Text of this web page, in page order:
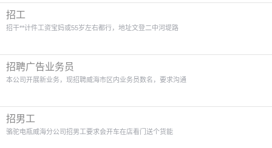
招工
招干**计件工资宝妈或55岁左右都行，地址文登二中河堤路
招聘广告业务员
本公司开展新业务，现招聘威海市区内业务员数名，要求沟通
招男工
骆驼电瓶威海分公司招男工要求会开车在店看门送个货能